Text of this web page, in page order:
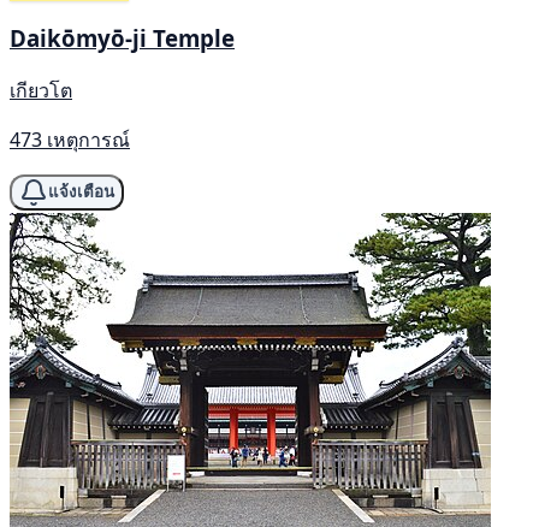
Daikōmyō-ji Temple
เกียวโต
473 เหตุการณ์
แจ้งเตือน